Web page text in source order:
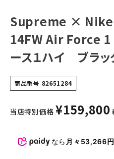
ジャケット・アウター
キャップ・ハット
ニット帽・ビーニー
バックパック・リュック
スニーカー・ブーツ
パンツ・ショーツ
Supreme × Nike
14FW Air Force 1
ース１ハイ ブラッ
商品番号 82651284
当店特別価格 ¥159,800
なら 月々53,266円